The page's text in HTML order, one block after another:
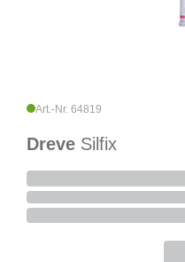
Art.-Nr. 64819
Dreve Silfix